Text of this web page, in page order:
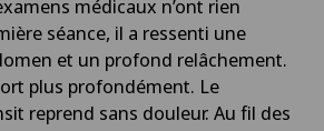
médicaux n’ont rien
séance, il a ressenti une
et un profond relâchement.
plus profondément. Le
reprend sans douleur. Au fil des